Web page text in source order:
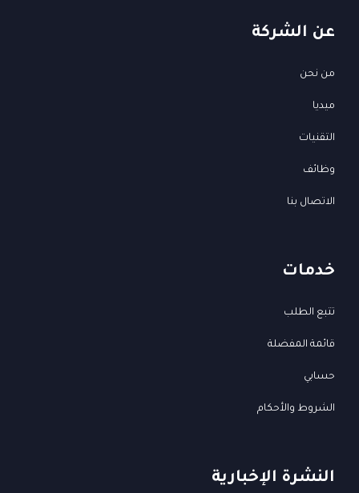
عن الشركة
من نحن
ميديا
التقنيات
وظائف
الاتصال بنا
خدمات
تتبع الطلب
قائمة المفضلة
حسابي
الشروط والأحكام
النشرة الإخبارية